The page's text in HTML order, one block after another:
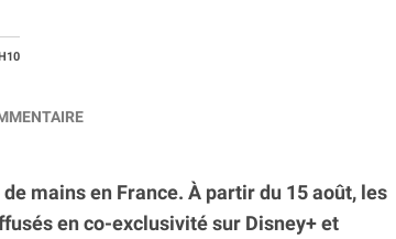
mains en France. À partir du 15 août, les
en co-exclusivité sur Disney+ et